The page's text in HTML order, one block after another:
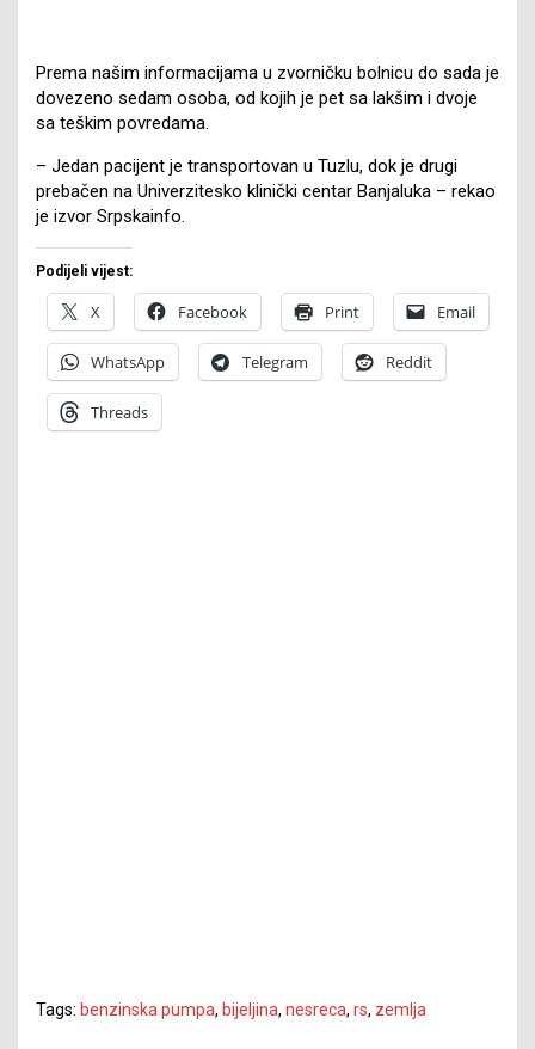
Prema našim informacijama u zvorničku bolnicu do sada je
dovezeno sedam osoba, od kojih je pet sa lakšim i dvoje
sa teškim povredama.
– Jedan pacijent je transportovan u Tuzlu, dok je drugi
prebačen na Univerzitesko klinički centar Banjaluka – rekao
je izvor Srpskainfo.
Podijeli vijest:
X Facebook Print Email
WhatsApp Telegram Reddit
Threads
Tags: benzinska pumpa, bijeljina, nesreca, rs, zemlja